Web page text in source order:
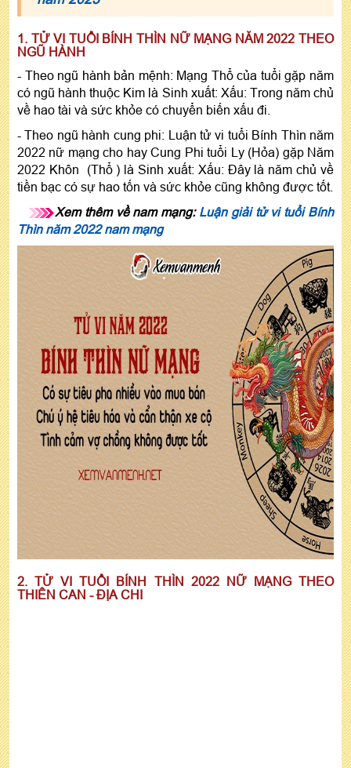
1. TỬ VI TUỔI BÍNH THÌN NỮ MẠNG NĂM 2022 THEO
NGŨ HÀNH
- Theo ngũ hành bản mệnh: Mạng Thổ của tuổi gặp năm
có ngũ hành thuộc Kim là Sinh xuất: Xấu: Trong năm chủ
về hao tài và sức khỏe có chuyển biến xấu đi.
- Theo ngũ hành cung phi: Luận tử vi tuổi Bính Thìn năm
2022 nữ mạng cho hay Cung Phi tuổi Ly (Hỏa) gặp Năm
2022 Khôn (Thổ ) là Sinh xuất: Xấu: Đây là năm chủ về
tiền bạc có sự hao tốn và sức khỏe cũng không được tốt.
Xem thêm về nam mạng: Luận giải tử vi tuổi Bính
Thìn năm 2022 nam mạng
2. TỬ VI TUỔI BÍNH THÌN 2022 NỮ MẠNG THEO
THIÊN CAN - ĐỊA CHI